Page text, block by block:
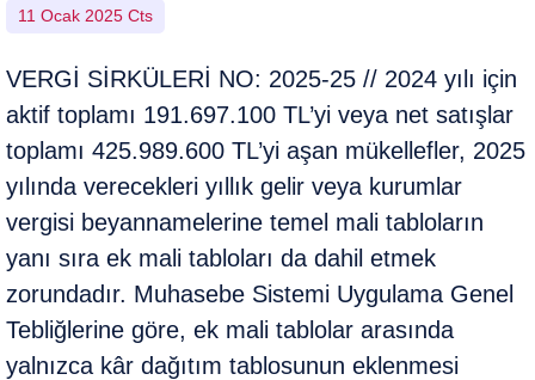
11 Ocak 2025 Cts
VERGİ SİRKÜLERİ NO: 2025-25 // 2024 yılı için
aktif toplamı 191.697.100 TL’yi veya net satışlar
toplamı 425.989.600 TL’yi aşan mükellefler, 2025
yılında verecekleri yıllık gelir veya kurumlar
vergisi beyannamelerine temel mali tabloların
yanı sıra ek mali tabloları da dahil etmek
zorundadır. Muhasebe Sistemi Uygulama Genel
Tebliğlerine göre, ek mali tablolar arasında
yalnızca kâr dağıtım tablosunun eklenmesi